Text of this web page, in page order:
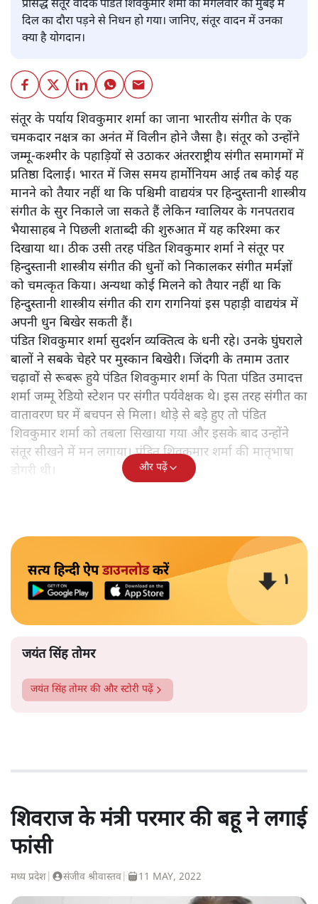
प्रसिद्ध संतूर वादक पंडित शिवकुमार शर्मा का मंगलवार को मुंबई में
दिल का दौरा पड़ने से निधन हो गया। जानिए, संतूर वादन में उनका
क्या है योगदान।
संतूर के पर्याय शिवकुमार शर्मा का जाना भारतीय संगीत के एक
चमकदार नक्षत्र का अनंत में विलीन होने जैसा है। संतूर को उन्होंने
जम्मू-कश्मीर के पहाड़ियों से उठाकर अंतरराष्ट्रीय संगीत समागमों में
प्रतिष्ठा दिलाई। भारत में जिस समय हार्मोनियम आई तब कोई यह
मानने को तैयार नहीं था कि पश्चिमी वाद्ययंत्र पर हिन्दुस्तानी शास्त्रीय
संगीत के सुर निकाले जा सकते हैं लेकिन ग्वालियर के गनपतराव
भैयासाहब ने पिछली शताब्दी की शुरुआत में यह करिश्मा कर
दिखाया था। ठीक उसी तरह पंडित शिवकुमार शर्मा ने संतूर पर
हिन्दुस्तानी शास्त्रीय संगीत की धुनों को निकालकर संगीत मर्मज्ञों
को चमत्कृत किया। अन्यथा कोई मिलने को तैयार नहीं था कि
हिन्दुस्तानी शास्त्रीय संगीत की राग रागनियां इस पहाड़ी वाद्ययंत्र में
अपनी धुन बिखेर सकती हैं।
पंडित शिवकुमार शर्मा सुदर्शन व्यक्तित्व के धनी रहे। उनके घुंघराले
बालों ने सबके चेहरे पर मुस्कान बिखेरी। जिंदगी के तमाम उतार
चढ़ावों से रूबरू हुये पंडित शिवकुमार शर्मा के पिता पंडित उमादत्त
शर्मा जम्मू रेडियो स्टेशन पर संगीत पर्यवेक्षक थे। इस तरह संगीत का
वातावरण घर में बचपन से मिला। थोड़े से बड़े हुए तो पंडित
शिवकुमार शर्मा को तबला सिखाया गया और इसके बाद उन्होंने
संतूर सीखने में मन लगाया। पंडित शिवकुमार शर्मा की मातृभाषा
डोगरी थी।
और पढ़ें
सत्य हिन्दी ऐपडाउनलोडकरें
जयंत सिंह तोमर
जयंत सिंह तोमर की और स्टोरी पढ़ें
शिवराज के मंत्री परमार की बहू ने लगाई
फांसी
मध्य प्रदेश संजीव श्रीवास्तव 11 MAY, 2022